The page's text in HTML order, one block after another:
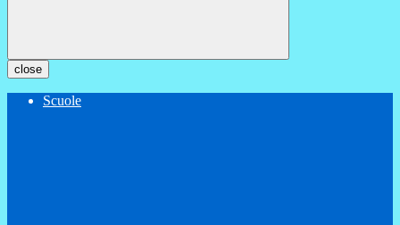
close
Scuole